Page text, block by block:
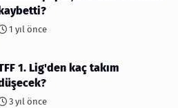
1 yıl önce
1. Lig'den kaç takım
3 yıl önce